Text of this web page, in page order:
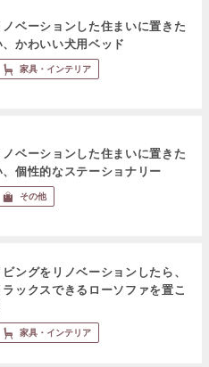
ノベーションした住まいに置きた
、かわいい犬用ベッド
家具・インテリア
ノベーションした住まいに置きた
、個性的なステーショナリー
その他
ビングをリノベーションしたら、
ラックスできるローソファを置こ
家具・インテリア